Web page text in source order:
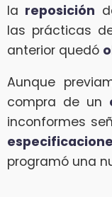
la reposición
las prácticas
anterior quedó
Aunque
compra de un
inconformes
programó una